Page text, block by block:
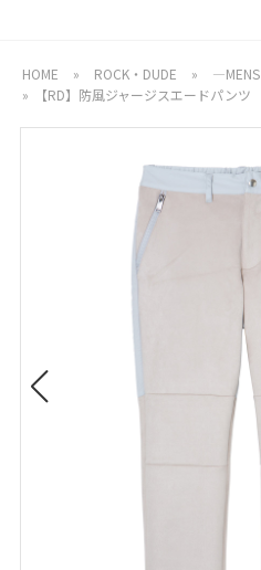
HOME » ROCK・DUDE »
―MENS
»
【RD】防風ジャージスエードパンツ